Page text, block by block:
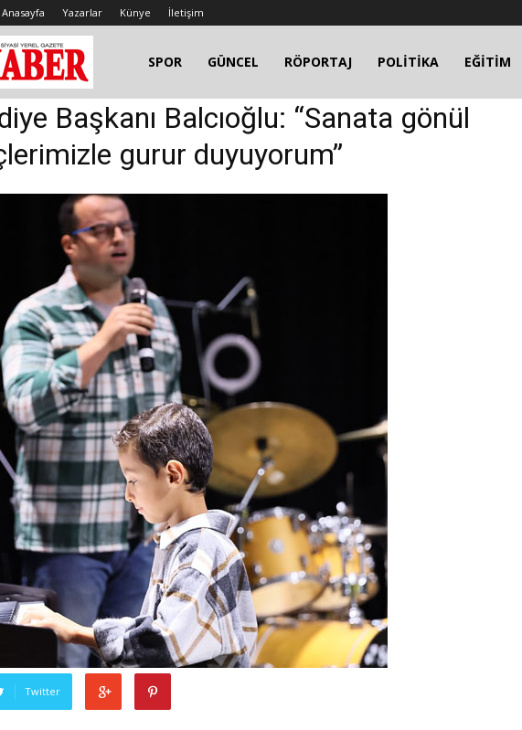
Anasayfa Yazarlar Künye İletişim
SPOR GÜNCEL RÖPORTAJ POLİTİKA EĞİTİM
Başkanı Balcıoğlu: “Sanata gönül
gurur duyuyorum”
Twitter